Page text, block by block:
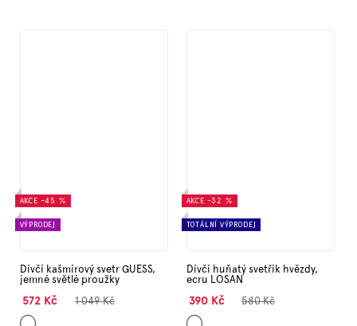
AKCE –45 %
VÝPRODEJ
Dívčí kašmírový svetr GUESS,
jemné světlé proužky
572 Kč 1 049 Kč
Krémová
AKCE –32 %
TOTÁLNÍ VÝPRODEJ
Dívčí huňatý svetřík hvězdy,
ecru LOSAN
390 Kč 580 Kč
Bílá